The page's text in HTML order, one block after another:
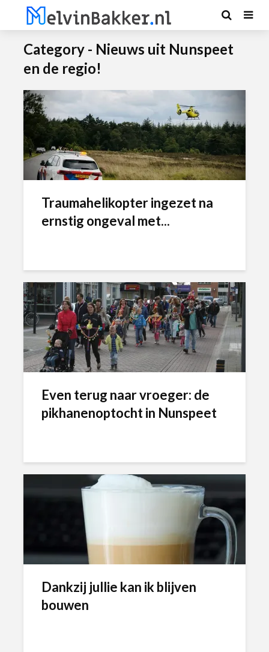
Category - Nieuws uit Nunspeet
en de regio!
Traumahelikopter ingezet na
ernstig ongeval met...
Even terug naar vroeger: de
pikhanenoptocht in Nunspeet
Dankzij jullie kan ik blijven
bouwen